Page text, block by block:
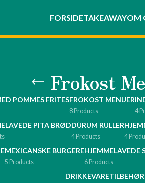
FORSIDETAKEAWAYOM
Frokost
POMMES FRITESFROKOST MENUER
8 Products 4
PITA BRØDDÜRUM RULLER
4 Products 4
MEXICANSKE BURGERE
5 Products
HJEMMELAVEDE
6 Products
DRIKKEVARETILBEHØR